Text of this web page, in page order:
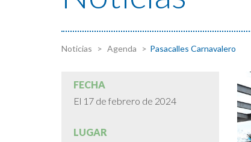
Noticias Agenda Pasacalles Carnavalero
FECHA
El 17 de febrero de 2024
LUGAR